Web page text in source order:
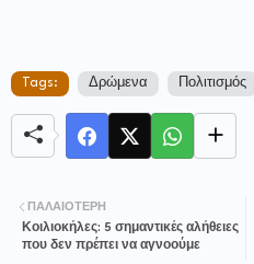
Tags: Δρώμενα Πολιτισμός
ΠΑΛΑΙΌΤΕΡΗ
Κοιλιοκήλες: 5 σημαντικές αλήθειες
που δεν πρέπει να αγνοούμε